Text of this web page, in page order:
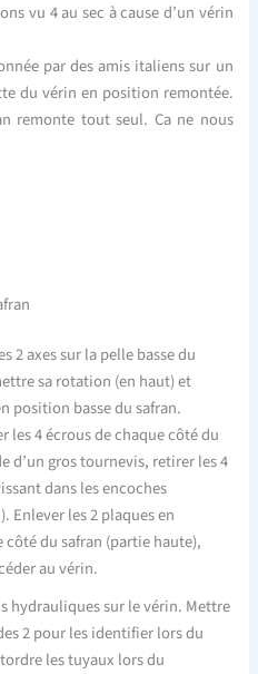
vu 4 au sec à cause d’un vérin
par des amis italiens sur un
du vérin en position remontée.
remonte tout seul. Ca ne nous
2 axes sur la pelle basse du
sa rotation (en haut) et
position basse du safran.
les 4 écrous de chaque côté du
d’un gros tournevis, retirer les 4
dans les encoches
Enlever les 2 plaques en
du safran (partie haute),
au vérin.
hydrauliques sur le vérin. Mettre
2 pour les identifier lors du
les tuyaux lors du